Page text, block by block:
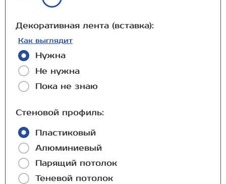
Декоративная лента (вставка):
Как выглядит
Нужна
Не нужна
Пока не знаю
Стеновой профиль:
Пластиковый
Алюминиевый
Парящий потолок
Теневой потолок